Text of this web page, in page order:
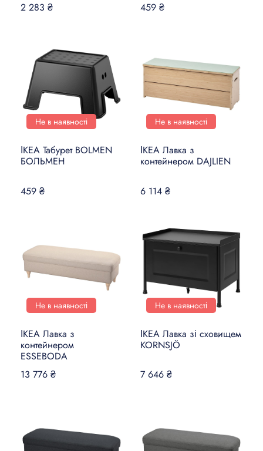
2 283 ₴ 459 ₴
Не в наявності
ІКЕА Табурет BOLMEN
БОЛЬМЕН
459 ₴
Не в наявності
ІКЕА Лавка з
контейнером DAJLIEN
6 114 ₴
Не в наявності
ІКЕА Лавка з
контейнером
ESSEBODA
13 776 ₴
Не в наявності
ІКЕА Лавка зі сховищем
KORNSJÖ
7 646 ₴